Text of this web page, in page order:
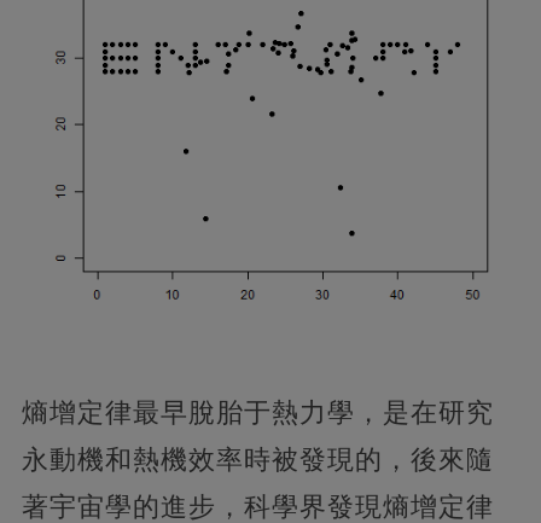
熵增定律最早脫胎于熱力學，是在研究
永動機和熱機效率時被發現的，後來隨
著宇宙學的進步，科學界發現熵增定律